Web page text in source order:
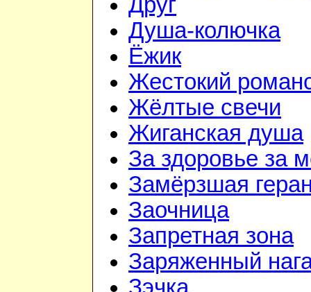
Друг
Душа-колючка
Ёжик
Жестокий
Жёлтые свечи
Жиганская душа
За здоровье за
Замёрзшая
Заочница
Запретная зона
Заряженный